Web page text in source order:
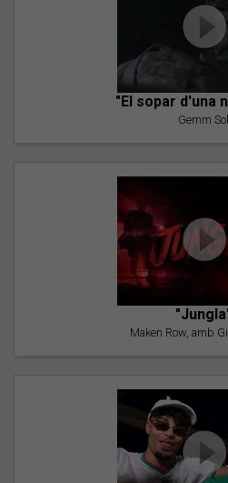
"El sopar d'una
Gemm Sol
Maken Row, amb